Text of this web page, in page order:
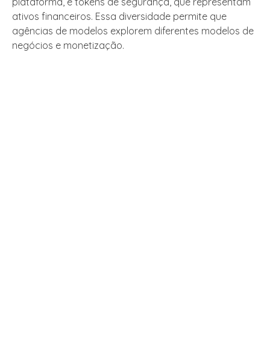
ativos financeiros. Essa diversidade permite que
agências de modelos explorem diferentes modelos de
negócios e monetização.